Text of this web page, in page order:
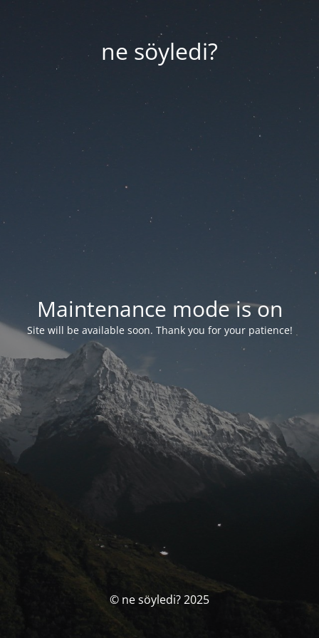
ne söyledi?
Maintenance mode is on
Site will be available soon. Thank you for your patience!
© ne söyledi? 2025